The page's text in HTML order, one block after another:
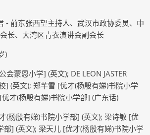
- 前东张西望主持人、武汉市政协委员、中
长、大湾区青衣演讲会副会长
)
会蒙恩小学] (英文); DE LEON JASTER
] (英文); 郑芊雪 [优才(杨殷有娣)书院小学
才(杨殷有娣)书院小学部] (广东话)
(杨殷有娣)书院小学部] (英文); 梁诗敏 [优
部] (英文); 梁天儿 [优才(杨殷有娣)书院小学